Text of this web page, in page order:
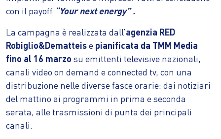
con il payoff “Your next energy” .
La campagna è realizzata dall’agenzia RED
Robiglio&Dematteise pianificata da TMM Media
fino al 16 marzo su emittenti televisive nazionali,
canali video on demand e connected tv, con una
distribuzione nelle diverse fasce orarie: dai notiziari
del mattino ai programmi in prima e seconda
serata, alle trasmissioni di punta dei principali
canali.